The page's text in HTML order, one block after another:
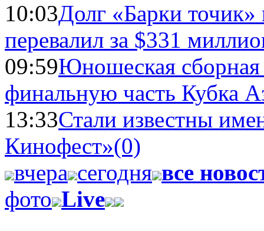
10:03Долг «Барки
перевалил за $331
09:59Юношеская
финальную часть Кубка
13:33Стали известны
Кинофест»(0)
вчера сегодня все
фото Live